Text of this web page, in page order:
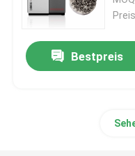
Bestpreis